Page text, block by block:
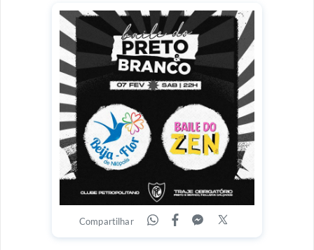
Compartilhar